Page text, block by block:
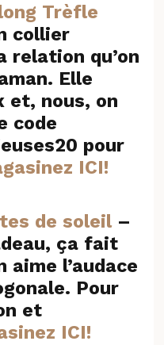
Trèfle
collier
qu’on
Elle
et, nous, on
code
pour
ICI!
de soleil –
ça fait
l’audace
Pour
et
ICI!